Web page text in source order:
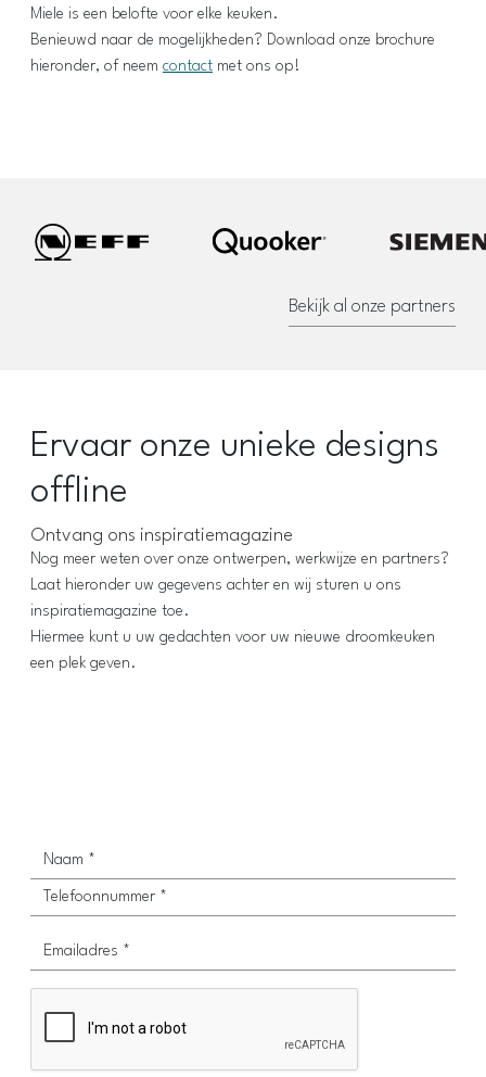
Miele is een belofte voor elke keuken.
Benieuwd naar de mogelijkheden? Download onze brochure
hieronder, of neem contact met ons op!
Bekijk al onze partners
Ervaar onze unieke designs
offline
Ontvang ons inspiratiemagazine
Nog meer weten over onze ontwerpen, werkwijze en partners?
Laat hieronder uw gegevens achter en wij sturen u ons
inspiratiemagazine toe.
Hiermee kunt u uw gedachten voor uw nieuwe droomkeuken
een plek geven.